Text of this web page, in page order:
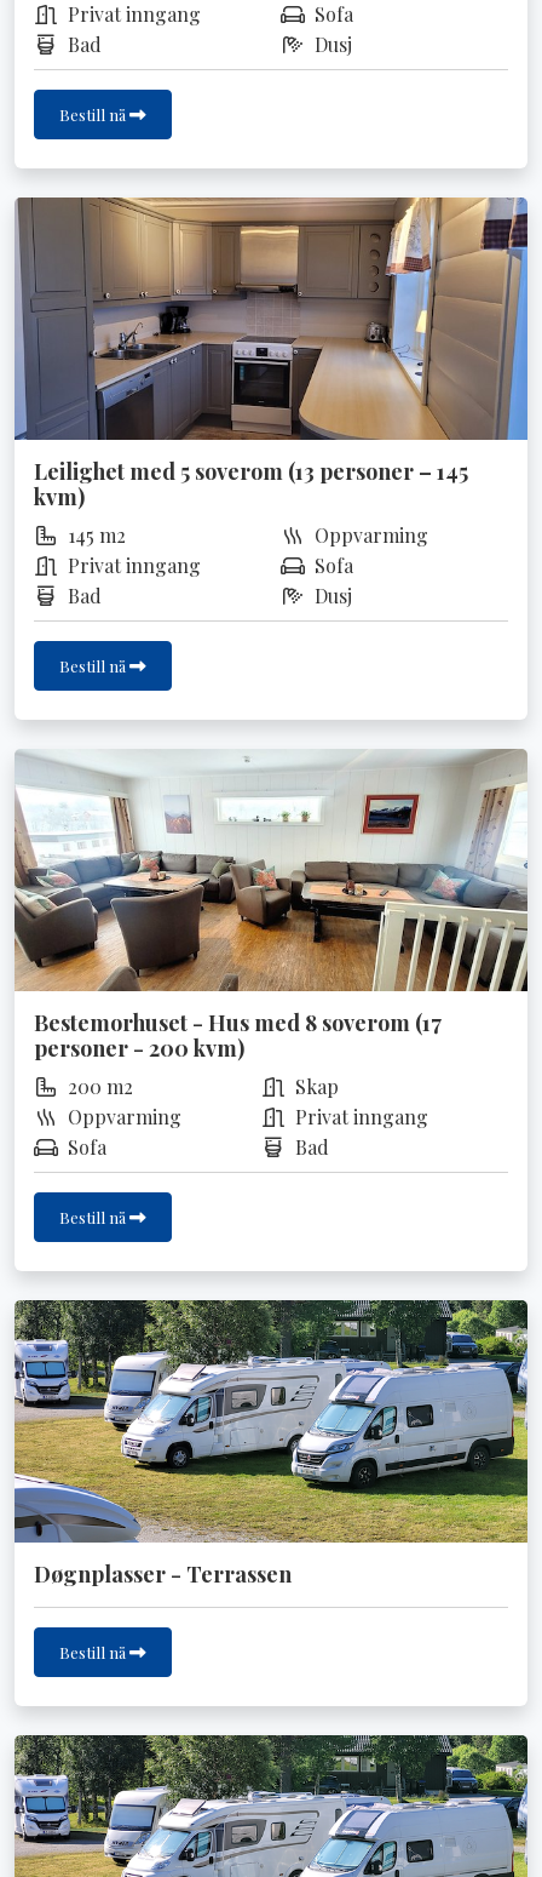
Privat inngang
Sofa
Bad
Dusj
Bestill nå
Leilighet med 5 soverom (13 personer – 145
kvm)
145 m2
Oppvarming
Privat inngang
Sofa
Bad
Dusj
Bestill nå
Bestemorhuset - Hus med 8 soverom (17
personer - 200 kvm)
200 m2
Skap
Oppvarming
Privat inngang
Sofa
Bad
Bestill nå
Døgnplasser - Terrassen
Bestill nå